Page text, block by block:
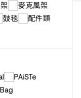
麥克風架
鼓毯
配件類
PAiSTe